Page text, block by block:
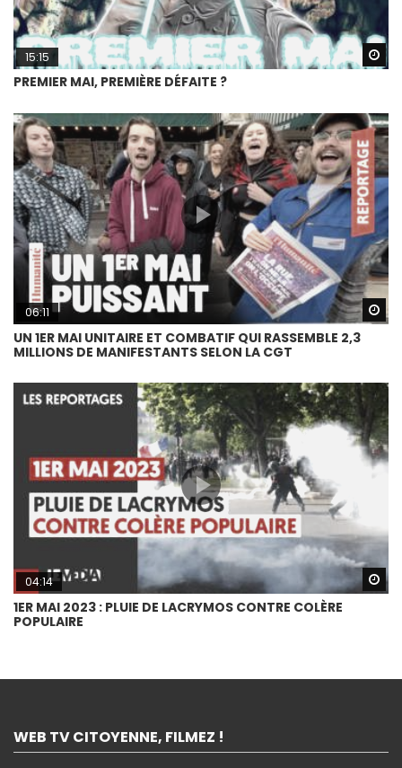
15:15
PREMIER MAI, PREMIÈRE DÉFAITE ?
06:11
UN 1ER MAI UNITAIRE ET COMBATIF QUI RASSEMBLE 2,3
MILLIONS DE MANIFESTANTS SELON LA CGT
04:14
1ER MAI 2023 : PLUIE DE LACRYMOS CONTRE COLÈRE
POPULAIRE
WEB TV CITOYENNE, FILMEZ !